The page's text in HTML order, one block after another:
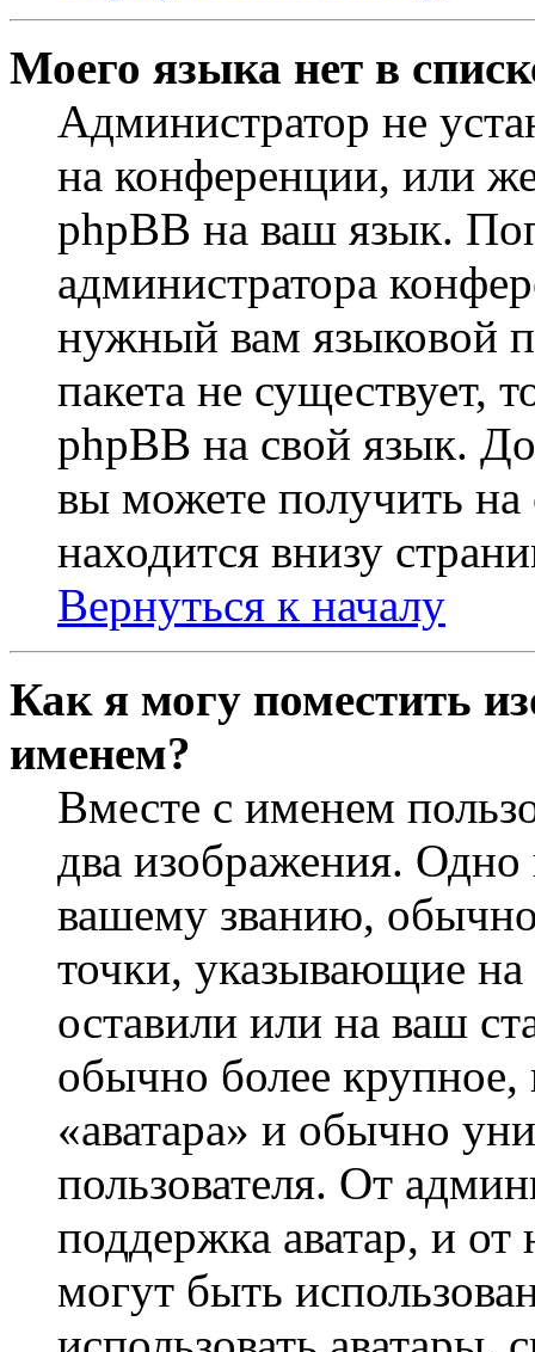
Моего языка нет в
Администратор не
на конференции, или
phpBB на ваш язык.
администратора
нужный вам языковой
пакета не существует,
phpBB на свой язык.
вы можете получить на
находится внизу
Вернуться к началу
Как я могу поместить
именем?
Вместе с именем
два изображения.
вашему званию, обычно
точки, указывающие
оставили или на ваш
обычно более крупное,
«аватара» и обычно
пользователя. От
поддержка аватар, и от
могут быть